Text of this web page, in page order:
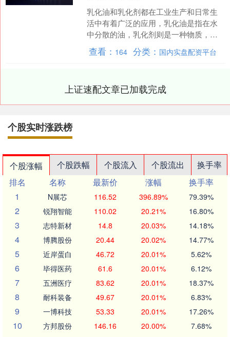
乳化油和乳化剂都在工业生产和日常生
活中有着广泛的应用，乳化油是指在水
中分散的油，乳化剂则是一种物质，可
以使水和油混合。 乳化油指的是在水中
分散的油。通俗点说，就....
查看： 164 分类： 国内实盘配资平台
上证速配文章已加载完成
个股实时涨跌榜
个股涨幅 个股跌幅 个股流入 个股流出
换手率
排名
名称 最新价 涨幅
换手率
1
N展芯 116.52 396.89% 79.39%
2 锐翔智能 110.02 20.21% 16.80%
3 志特新材 14.8 20.03% 14.18%
4 博腾股份 20.44 20.02% 14.77%
5 近岸蛋白 46.72 20.01% 5.62%
6 毕得医药 61.6 20.01% 6.12%
7 五洲医疗 83.62 20.01% 18.37%
8 耐科装备 49.67 20.01% 6.83%
9 一博科技 53.33 20.01% 17.26%
10 方邦股份 146.16 20.00% 7.68%